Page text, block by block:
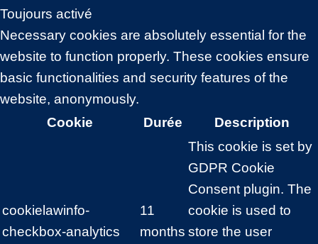
Toujours activé
Necessary cookies are absolutely essential for the
website to function properly. These cookies ensure
basic functionalities and security features of the
website, anonymously.
Cookie
Durée Description
cookielawinfo-
checkbox-analytics
11
months
This cookie is set by
GDPR Cookie
Consent plugin. The
cookie is used to
store the user